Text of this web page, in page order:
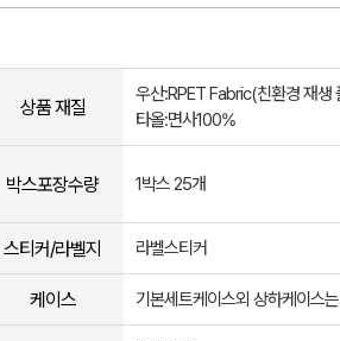
상품 재질
우산:RPET Fabric(친환경 재생
타올:면사100%
박스포장수량 1박스 25개
스티커/라벨지 라벨스티커
케이스 기본세트케이스외 상하케이스